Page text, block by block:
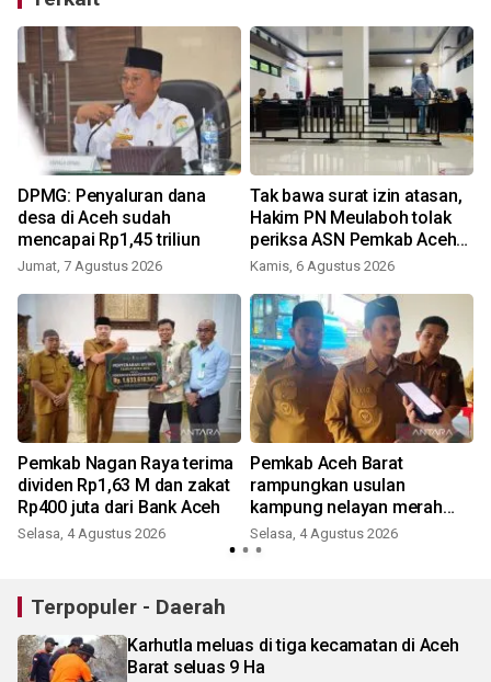
DPMG: Penyaluran dana
desa di Aceh sudah
mencapai Rp1,45 triliun
Jumat, 7 Agustus 2026
Tak bawa surat izin atasan,
Hakim PN Meulaboh tolak
periksa ASN Pemkab Aceh
Barat
Kamis, 6 Agustus 2026
Pemkab Nagan Raya terima
dividen Rp1,63 M dan zakat
Rp400 juta dari Bank Aceh
Selasa, 4 Agustus 2026
Pemkab Aceh Barat
rampungkan usulan
kampung nelayan merah
putih ke KKP
Selasa, 4 Agustus 2026
Terpopuler - Daerah
Karhutla meluas di tiga kecamatan di Aceh
Barat seluas 9 Ha